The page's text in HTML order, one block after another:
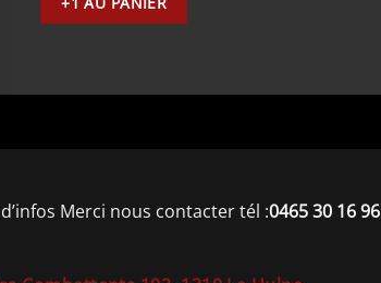
Merci nous contacter tél :0465 30 16 96